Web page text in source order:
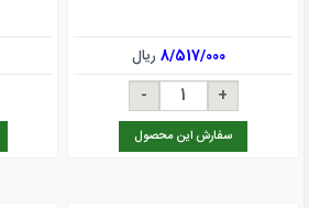
8/517/000ریال
سفارش این محصول